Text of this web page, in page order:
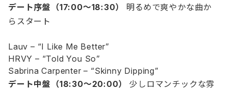
デート序盤（17:00〜18:30）
明るめで爽やかな曲か
らスタート
Lauv – “I Like Me Better”
HRVY – “Told You So”
Sabrina Carpenter – “Skinny Dipping”
デート中盤（18:30〜20:00）
少しロマンチックな雰